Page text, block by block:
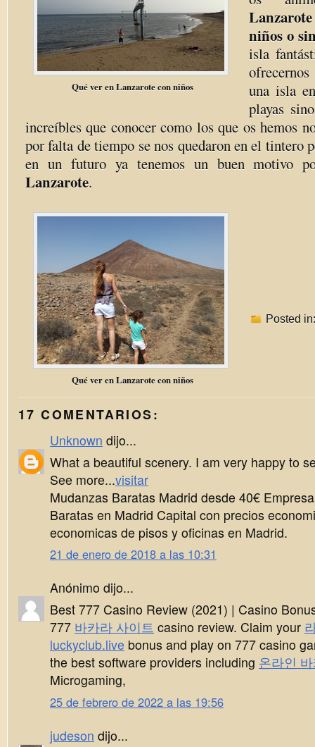
Qué ver en Lanzarote con niños
Lanzarote
niños o
isla
una isla
playas
increíbles que conocer como los que os hemos
por falta de tiempo se nos quedaron en el tintero
en un futuro ya tenemos un buen motivo
Lanzarote.
Qué ver en Lanzarote con niños
Posted
17 COMENTARIOS:
Unknown dijo...
What a beautiful scenery. I am very happy to
See more...visitar
Mudanzas Baratas Madrid desde 40€
Baratas en Madrid Capital con precios
economicas de pisos y oficinas en Madrid.
21 de enero de 2018 a las 10:31
Anónimo dijo...
Best 777 Casino Review (2021) | Casino
777 바카라 사이트 casino review. Claim your
luckyclub.live bonus and play on 777 casino
the best software providers including 온라인
Microgaming,
25 de febrero de 2022 a las 19:56
judeson dijo...